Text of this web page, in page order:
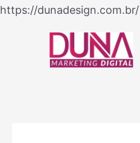
https://dunadesign.com.br/Ir
Post